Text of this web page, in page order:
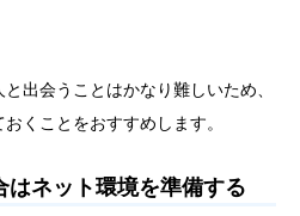
出会うことはかなり難しいため、
くことをおすすめします。
はネット環境を準備する